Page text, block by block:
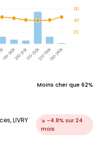
190-200k200-210k210-220k220-230k230-240k
60
40
20
Moins cher que 62%
LIVRY
↘ -4.8% sur 24
mois